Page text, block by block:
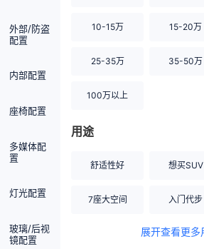
外部/防盗
配置
内部配置
座椅配置
多媒体配
置
灯光配置
玻璃/后视
镜配置
10-15万 15-20万
25-35万 35-50万
100万以上
用途
舒适性好 想买SUV
7座大空间 入门代步
空间宽敞
展开查看更多